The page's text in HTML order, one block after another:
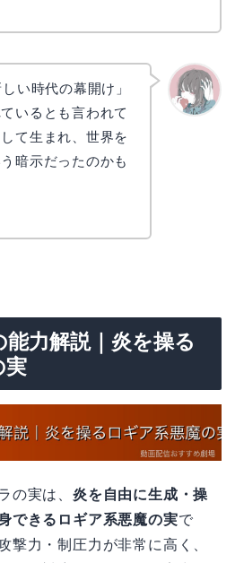
い時代の幕開け」
いるとも言われて
て生まれ、世界を
暗示だったのかも
力解説｜炎を操る
実
の実は、 炎を自由に生成・操
できるロギア系悪魔の実で
撃力・制圧力が非常に高く、